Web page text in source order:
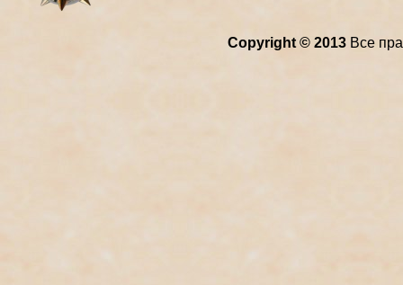
Copyright © 2013 Все